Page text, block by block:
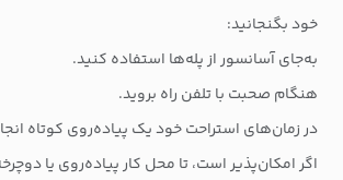
خود بگنجانید:
به‌جای آسانسور از پله‌ها استفاده کنید.
هنگام صحبت با تلفن راه بروید.
در زمان‌های استراحت خود یک پیاده‌روی کوتاه
اگر امکان‌پذیر است، تا محل کار پیاده‌روی یا